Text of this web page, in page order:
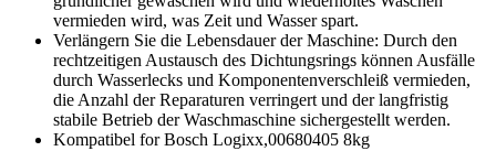
vermieden wird, was Zeit und Wasser spart.
Verlängern Sie die Lebensdauer der Maschine: Durch den
rechtzeitigen Austausch des Dichtungsrings können Ausfälle
durch Wasserlecks und Komponentenverschleiß vermieden,
die Anzahl der Reparaturen verringert und der langfristig
stabile Betrieb der Waschmaschine sichergestellt werden.
Kompatibel for Bosch Logixx,00680405 8kg